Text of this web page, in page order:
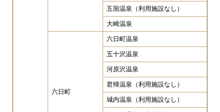
五箇温泉（利用施設なし）
大崎温泉
六日町
六日町温泉
五十沢温泉
河原沢温泉
君帰温泉（利用施設なし）
城内温泉（利用施設なし）